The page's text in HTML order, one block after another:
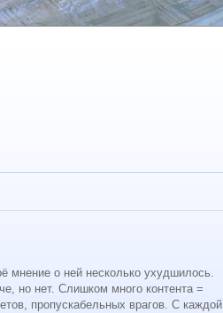
мнение о ней несколько ухудшилось.
но нет. Слишком много контента =
пропускабельных врагов. С каждой